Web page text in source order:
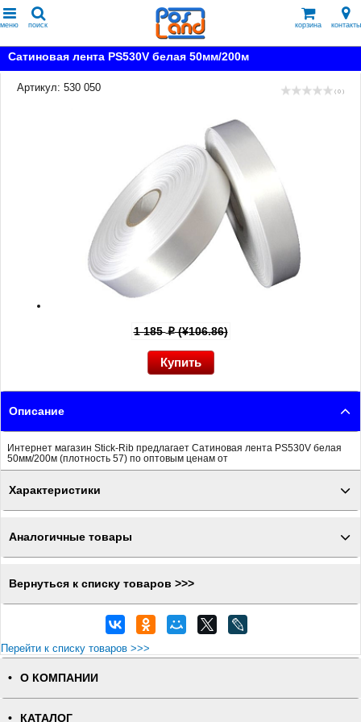
меню поиск корзина контакты
Сатиновая лента PS530V белая 50мм/200м
Артикул: 530 050 ( 0 )
1 185p(¥106.86)
Описание
Интернет магазин Stick-Rib предлагает Сатиновая лента PS530V белая
50мм/200м (плотность 57) по оптовым ценам от
Характеристики
Аналогичные товары
Вернуться к списку товаров >>>
Перейти к списку товаров >>>
О КОМПАНИИ
КАТАЛОГ